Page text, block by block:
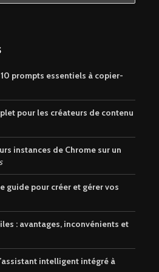
10 prompts essentiels à copier-
pour les créateurs de contenu
instances de Chrome sur un
guide pour créer et gérer vos
: avantages, inconvénients et
intelligent intégré à